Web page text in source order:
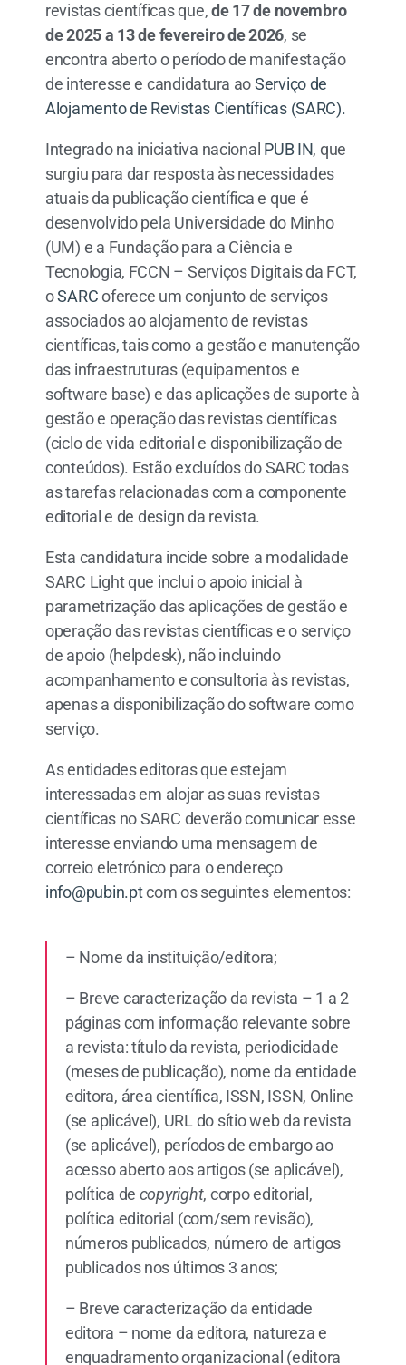
revistas científicas que,de 17 de novembro
de 2025 a 13 de fevereiro de 2026, se
encontra aberto o período de manifestação
de interesse e candidatura aoServiço de
Alojamento de Revistas Científicas (SARC).
Integrado na iniciativa nacional PUB IN, que
surgiu para dar resposta às necessidades
atuais da publicação científica e que é
desenvolvido pela Universidade do Minho
(UM) e a Fundação para a Ciência e
Tecnologia, FCCN – Serviços Digitais da FCT,
oSARCoferece um conjunto de serviços
associados ao alojamento de revistas
científicas, tais como a gestão e manutenção
das infraestruturas (equipamentos e
software base) e das aplicações de suporte à
gestão e operação das revistas científicas
(ciclo de vida editorial e disponibilização de
conteúdos). Estão excluídos do SARC todas
as tarefas relacionadas com a componente
editorial e de design da revista.
Esta candidatura incide sobre a modalidade
SARC Light que inclui o apoio inicial à
parametrização das aplicações de gestão e
operação das revistas científicas e o serviço
de apoio (helpdesk), não incluindo
acompanhamento e consultoria às revistas,
apenas a disponibilização do software como
serviço.
As entidades editoras que estejam
interessadas em alojar as suas revistas
científicas no SARC deverão comunicar esse
interesse enviando uma mensagem de
correio eletrónico para o endereço
info@pubin.ptcom os seguintes elementos:
– Nome da instituição/editora;
– Breve caracterização da revista – 1 a 2
páginas com informação relevante sobre
a revista: título da revista, periodicidade
(meses de publicação), nome da entidade
editora, área científica, ISSN, ISSN, Online
(se aplicável), URL do sítio web da revista
(se aplicável), períodos de embargo ao
acesso aberto aos artigos (se aplicável),
política de copyright, corpo editorial,
política editorial (com/sem revisão),
números publicados, número de artigos
publicados nos últimos 3 anos;
– Breve caracterização da entidade
editora – nome da editora, natureza e
enquadramento organizacional (editora